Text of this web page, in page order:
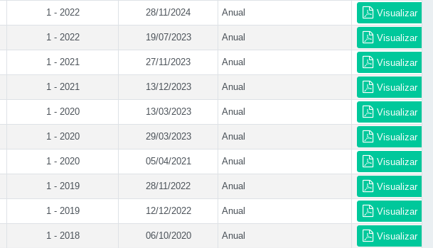
1 - 2022 28/11/2024 Anual Visualizar
1 - 2022 19/07/2023 Anual
Visualizar
1 - 2021 27/11/2023 Anual
Visualizar
1 - 2021 13/12/2023 Anual
Visualizar
1 - 2020 13/03/2023 Anual
Visualizar
1 - 2020 29/03/2023 Anual Visualizar
1 - 2020 05/04/2021 Anual
Visualizar
1 - 2019 28/11/2022 Anual
Visualizar
1 - 2019 12/12/2022 Anual
Visualizar
1 - 2018 06/10/2020 Anual
Visualizar